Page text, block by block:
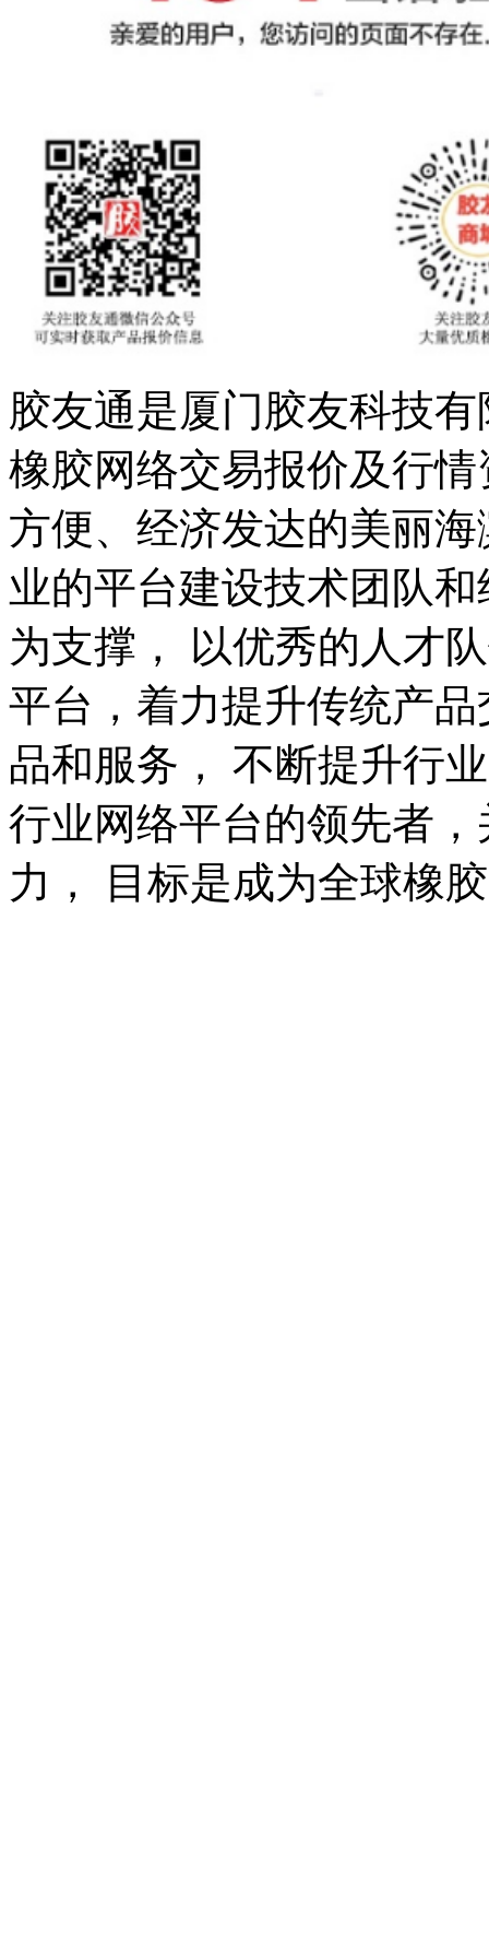
胶友通是厦门胶友科技
橡胶网络交易报价及行
方便、经济发达的美丽
业的平台建设技术团队
为支撑， 以优秀的人才
平台，着力提升传统产
品和服务， 不断提升行
行业网络平台的领先者
力， 目标是成为全球橡